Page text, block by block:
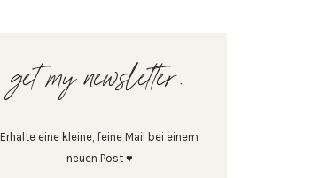
get my newsletter.
Erhalte eine kleine, feine Mail bei einem
neuen Post ♥